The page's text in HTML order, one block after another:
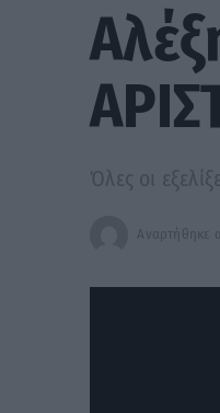
Όλες οι
Αναρτήθηκε